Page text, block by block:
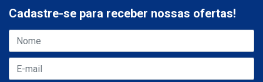
Cadastre-se para receber nossas ofertas!